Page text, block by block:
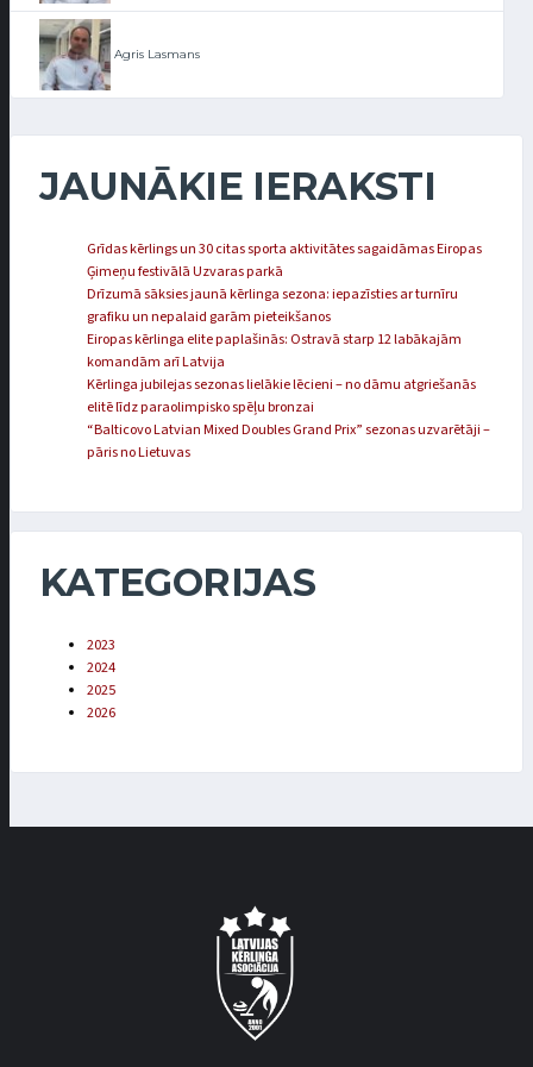
Agris Lasmans
JAUNĀKIE IERAKSTI
Grīdas kērlings un 30 citas sporta aktivitātes sagaidāmas Eiropas
Ģimeņu festivālā Uzvaras parkā
Drīzumā sāksies jaunā kērlinga sezona: iepazīsties ar turnīru
grafiku un nepalaid garām pieteikšanos
Eiropas kērlinga elite paplašinās: Ostravā starp 12 labākajām
komandām arī Latvija
Kērlinga jubilejas sezonas lielākie lēcieni – no dāmu atgriešanās
elitē līdz paraolimpisko spēļu bronzai
“Balticovo Latvian Mixed Doubles Grand Prix” sezonas uzvarētāji –
pāris no Lietuvas
KATEGORIJAS
2023
2024
2025
2026